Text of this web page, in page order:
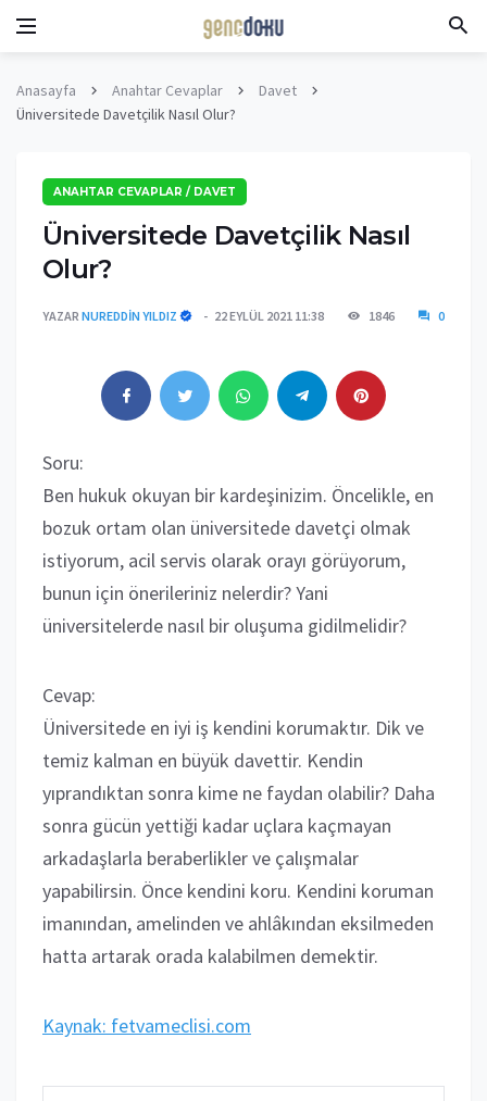
Anasayfa Anahtar Cevaplar
Davet
Üniversitede Davetçilik Nasıl Olur?
ANAHTAR CEVAPLAR / DAVET
Üniversitede Davetçilik Nasıl
Olur?
YAZAR NUREDDIN YILDIZ 22 EYLÜL 2021 11:38 1846 0
Soru:
Ben hukuk okuyan bir kardeşinizim. Öncelikle, en
bozuk ortam olan üniversitede davetçi olmak
istiyorum, acil servis olarak orayı görüyorum,
bunun için önerileriniz nelerdir? Yani
üniversitelerde nasıl bir oluşuma gidilmelidir?
Cevap:
Üniversitede en iyi iş kendini korumaktır. Dik ve
temiz kalman en büyük davettir. Kendin
yıprandıktan sonra kime ne faydan olabilir? Daha
sonra gücün yettiği kadar uçlara kaçmayan
arkadaşlarla beraberlikler ve çalışmalar
yapabilirsin. Önce kendini koru. Kendini koruman
imanından, amelinden ve ahlâkından eksilmeden
hatta artarak orada kalabilmen demektir.
Kaynak: fetvameclisi.com